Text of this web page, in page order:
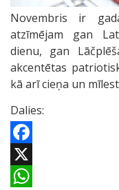
Novembris ir
atzīmējam gan
dienu, gan
akcentētas
kā arī cieņa un
Dalies:
Facebook
X